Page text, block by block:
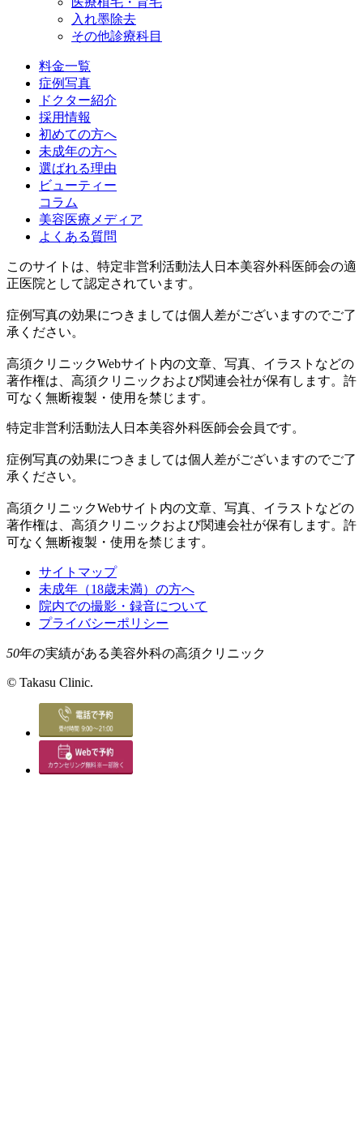
入れ墨除去
その他診療科目
料金一覧
症例写真
ドクター紹介
採用情報
初めての方へ
未成年の方へ
選ばれる理由
ビューティー
コラム
美容医療メディア
よくある質問
このサイトは、特定非営利活動法人日本美容外科医師会の適
正医院として認定されています。
症例写真の効果につきましては個人差がございますのでご了
承ください。
高須クリニックWebサイト内の文章、写真、イラストなどの
著作権は、高須クリニックおよび関連会社が保有します。許
可なく無断複製・使用を禁じます。
特定非営利活動法人日本美容外科医師会会員です。
症例写真の効果につきましては個人差がございますのでご了
承ください。
高須クリニックWebサイト内の文章、写真、イラストなどの
著作権は、高須クリニックおよび関連会社が保有します。許
可なく無断複製・使用を禁じます。
サイトマップ
未成年（18歳未満）の方へ
院内での撮影・録音について
プライバシーポリシー
50年の実績がある美容外科の高須クリニック
© Takasu Clinic.